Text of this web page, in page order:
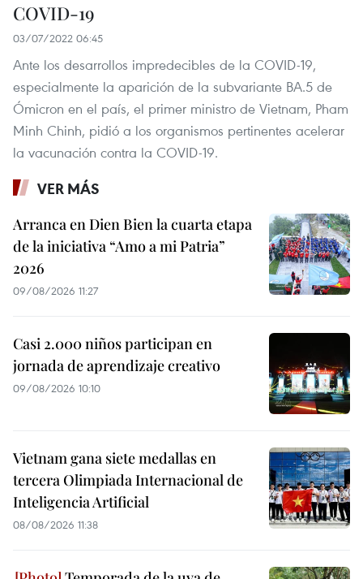
COVID-19
03/07/2022 06:45
Ante los desarrollos impredecibles de la COVID-19,
especialmente la aparición de la subvariante BA.5 de
Ómicron en el país, el primer ministro de Vietnam, Pham
Minh Chinh, pidió a los organismos pertinentes acelerar
la vacunación contra la COVID-19.
VER MÁS
Arranca en Dien Bien la cuarta etapa
de la iniciativa “Amo a mi Patria”
2026
09/08/2026 11:27
Casi 2.000 niños participan en
jornada de aprendizaje creativo
09/08/2026 10:10
Vietnam gana siete medallas en
tercera Olimpiada Internacional de
Inteligencia Artificial
08/08/2026 11:38